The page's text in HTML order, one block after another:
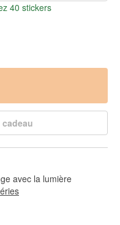
40 stickers
avec la lumière